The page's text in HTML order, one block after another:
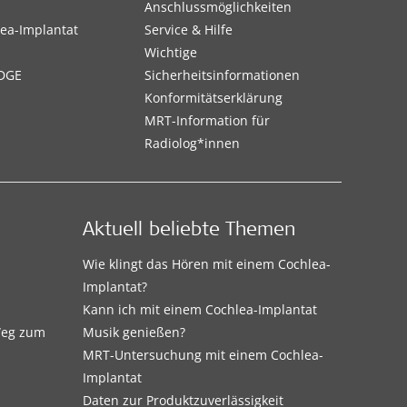
Implantat
Anschlussmöglichkeiten
Service & Hilfe
Wichtige
Sicherheitsinformationen
Konformitätserklärung
MRT-Information für
Radiolog*innen
zum
Aktuell beliebte Themen
Wie klingt das Hören mit einem Cochlea-
Implantat?
Kann ich mit einem Cochlea-Implantat
Musik genießen?
MRT-Untersuchung mit einem Cochlea-
Implantat
Daten zur Produktzuverlässigkeit